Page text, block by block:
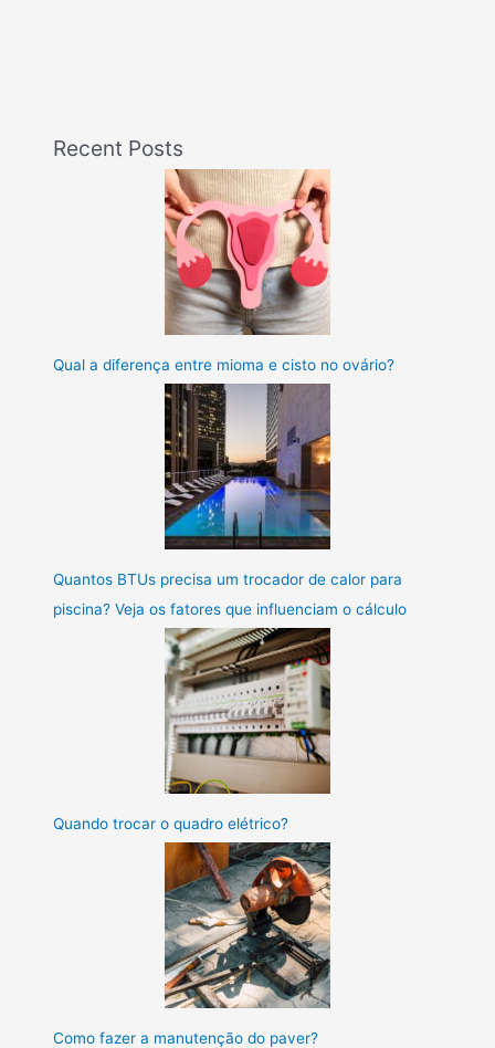
Recent Posts
Qual a diferença entre mioma e cisto no ovário?
Quantos BTUs precisa um trocador de calor para
piscina? Veja os fatores que influenciam o cálculo
Quando trocar o quadro elétrico?
Como fazer a manutenção do paver?